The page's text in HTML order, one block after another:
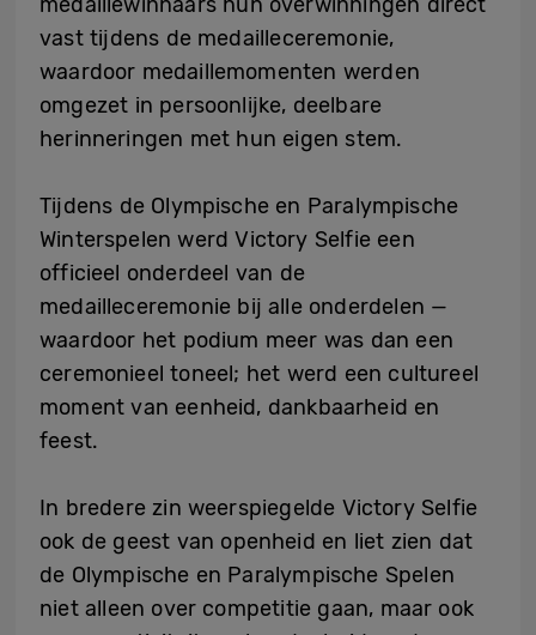
vast tijdens de medailleceremonie,
waardoor medaillemomenten werden
omgezet in persoonlijke, deelbare
herinneringen met hun eigen stem.
Tijdens de Olympische en Paralympische
Winterspelen werd Victory Selfie een
officieel onderdeel van de
medailleceremonie bij alle onderdelen —
waardoor het podium meer was dan een
ceremonieel toneel; het werd een cultureel
moment van eenheid, dankbaarheid en
feest.
In bredere zin weerspiegelde Victory Selfie
ook de geest van openheid en liet zien dat
de Olympische en Paralympische Spelen
niet alleen over competitie gaan, maar ook